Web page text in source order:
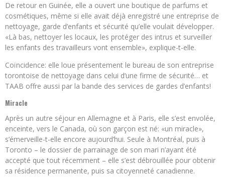
De retour en Guinée, elle a ouvert une boutique de parfums et
cosmétiques, même si elle avait déjà enregistré une entreprise de
nettoyage, garde d’enfants et sécurité qu’elle voulait développer.
«Là bas, nettoyer les locaux, les protéger des intrus et surveiller
les enfants des travailleurs vont ensemble», explique-t-elle.
Coïncidence: elle loue présentement le bureau de son entreprise
torontoise de nettoyage dans celui d’une firme de sécurité… et
TAAB offre aussi par la bande des services de gardes d’enfants!
Miracle
Après un autre séjour en Allemagne et à Paris, elle s’est envolée,
enceinte, vers le Canada, où son garçon est né: «un miracle»,
s’émerveille-t-elle encore aujourd’hui. Seule à Montréal, puis à
Toronto – le dossier de parrainage de son mari n’ayant été
accepté que tout récemment – elle s’est débrouillée pour obtenir
sa résidence permanente, puis sa citoyenneté canadienne.